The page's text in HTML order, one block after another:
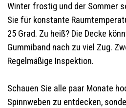
Winter frostig und der Sommer
Sie für konstante
25 Grad. Zu heiß? Die Decke
Gummiband nach zu viel Zug.
Regelmäßige Inspektion.
Schauen Sie alle paar Monate
Spinnweben zu entdecken,